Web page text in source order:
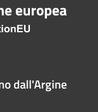
dall'Argine